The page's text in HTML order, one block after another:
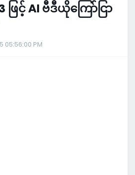
ဖြင့် AI ဗီဒီယိုကြော်ငြာ
05:56:00 PM